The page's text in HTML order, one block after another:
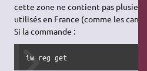
cette zone ne contient pas
utilisés en France (comme les
Si la commande :
iw reg get